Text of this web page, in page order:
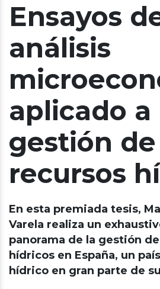
Ensayos
análisis
aplicado a
gestión
recursos
En esta premiada tesis,
Varela realiza un
panorama de la gestión
hídricos en España, un
hídrico en gran parte de